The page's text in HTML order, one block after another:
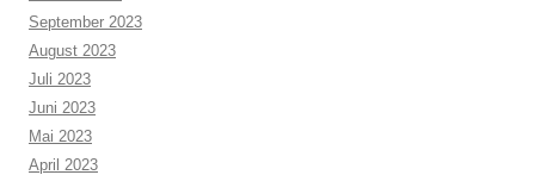
September 2023
August 2023
Juli 2023
Juni 2023
Mai 2023
April 2023